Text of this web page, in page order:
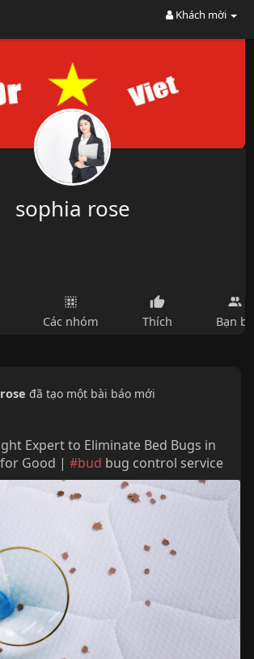
Khách mời
sophia rose
Các nhóm Thích Bạn bè
đã tạo một bài báo mới
Expert to Eliminate Bed Bugs in
Good | #bud bug control service